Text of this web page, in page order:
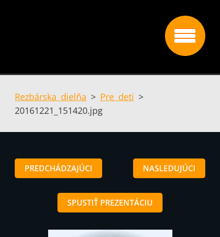
Rezbárska dielňa > Pre deti >
20161221_151420.jpg
PREDCHÁDZAJÚCI NASLEDUJÚCI
SPUSTIŤ PREZENTÁCIU